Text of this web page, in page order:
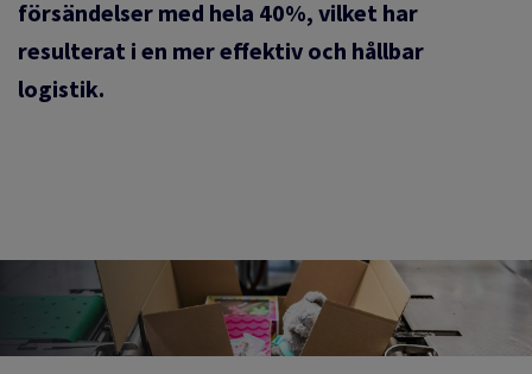
försändelser med hela 40%, vilket har
resulterat i en mer effektiv och hållbar
logistik.